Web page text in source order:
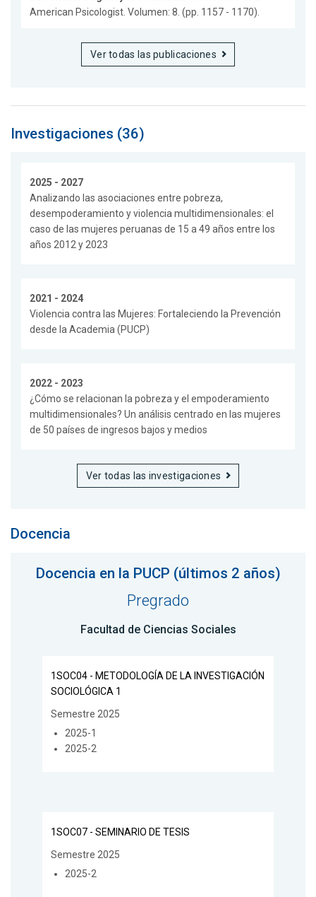
American Psicologist. Volumen: 8. (pp. 1157 - 1170).
Ver todas las publicaciones
Investigaciones (36)
2025 - 2027
Analizando las asociaciones entre pobreza,
desempoderamiento y violencia multidimensionales: el
caso de las mujeres peruanas de 15 a 49 años entre los
años 2012 y 2023
2021 - 2024
Violencia contra las Mujeres: Fortaleciendo la Prevención
desde la Academia (PUCP)
2022 - 2023
¿Cómo se relacionan la pobreza y el empoderamiento
multidimensionales? Un análisis centrado en las mujeres
de 50 países de ingresos bajos y medios
Ver todas las investigaciones
Docencia
Docencia en la PUCP (últimos 2 años)
Pregrado
Facultad de Ciencias Sociales
1SOC04 - METODOLOGÍA DE LA INVESTIGACIÓN
SOCIOLÓGICA 1
Semestre 2025
2025-1
2025-2
1SOC07 - SEMINARIO DE TESIS
Semestre 2025
2025-2